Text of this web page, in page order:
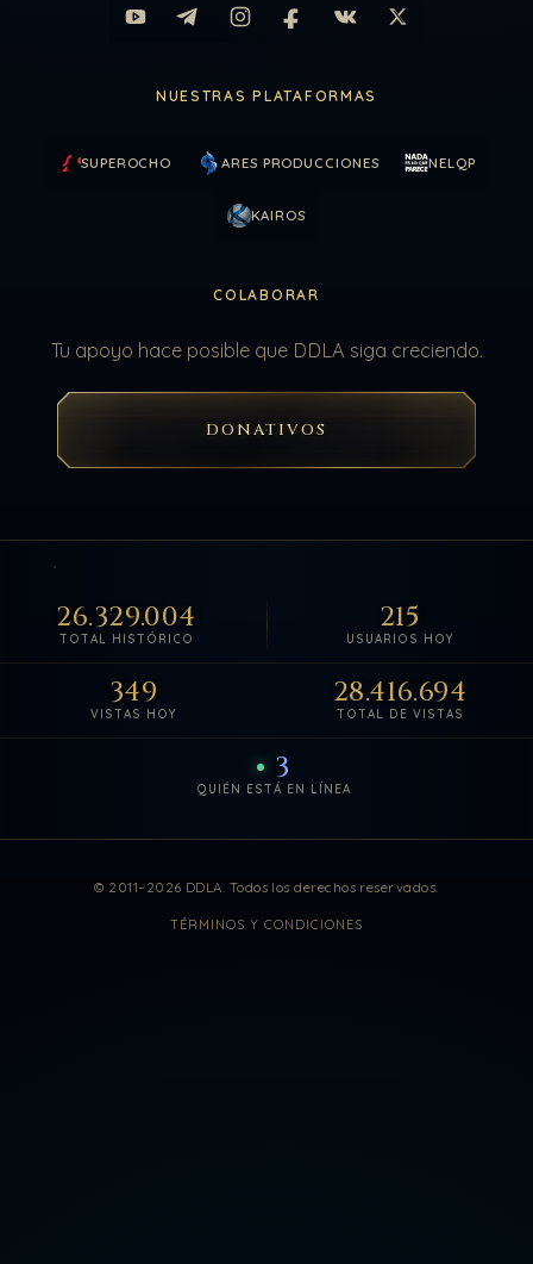
NUESTRAS PLATAFORMAS
SUPEROCHO ARES PRODUCCIONES NELQP
KAIROS
COLABORAR
Tu apoyo hace posible que DDLA siga creciendo.
DONATIVOS
TOTAL HISTÓRICO
26.329.004
USUARIOS HOY
215
VISTAS HOY
349
TOTAL DE VISTAS
28.416.694
QUIÉN ESTÁ EN LÍNEA
3
© 2011–2026 DDLA. Todos los derechos reservados.
TÉRMINOS Y CONDICIONES